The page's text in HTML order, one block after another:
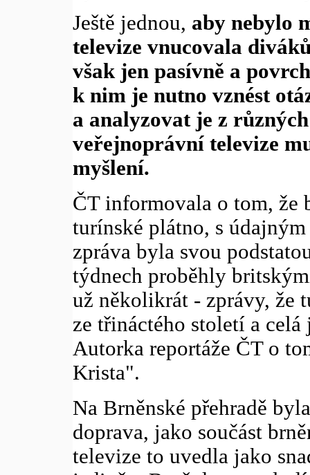
Ještě jednou, aby nebylo
televize vnucovala
však jen pasívně a
k nim je nutno vznést
a analyzovat je z
veřejnoprávní televize
myšlení.
ČT informovala o tom, že
turínské plátno, s
zpráva byla svou
týdnech proběhly
už několikrát - zprávy, že
ze třináctého století a
Autorka reportáže ČT o
Krista".
Na Brněnské přehradě
doprava, jako součást
televize to uvedla jako